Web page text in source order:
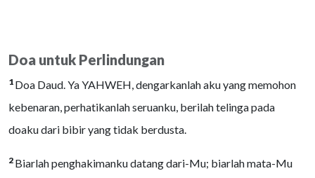
Doa untuk Perlindungan
1 Doa Daud. Ya YAHWEH, dengarkanlah aku yang memohon
kebenaran, perhatikanlah seruanku, berilah telinga pada
doaku dari bibir yang tidak berdusta.
2 Biarlah penghakimanku datang dari-Mu; biarlah mata-Mu